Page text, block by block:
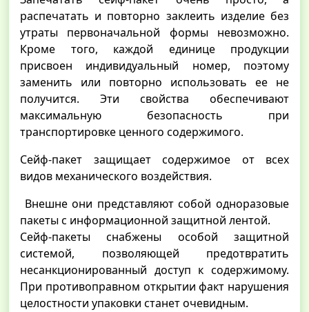
распечатать и повторно заклеить изделие без
утраты первоначальной формы невозможно.
Кроме того, каждой единице продукции
присвоен индивидуальный номер, поэтому
заменить или повторно использовать ее не
получится. Эти свойства обеспечивают
максимальную безопасность при
транспортировке ценного содержимого.
Сейф-пакет защищает содержимое от всех
видов механического воздействия.
Внешне они представляют собой одноразовые
пакеты с информационной защитной лентой.
Сейф-пакеты снабжены особой защитной
системой, позволяющей предотвратить
несанкционированный доступ к содержимому.
При противоправном открытии факт нарушения
целостности упаковки станет очевидным.